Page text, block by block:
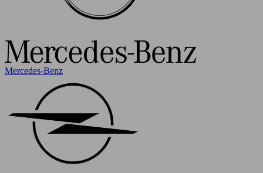
Mercedes-Benz